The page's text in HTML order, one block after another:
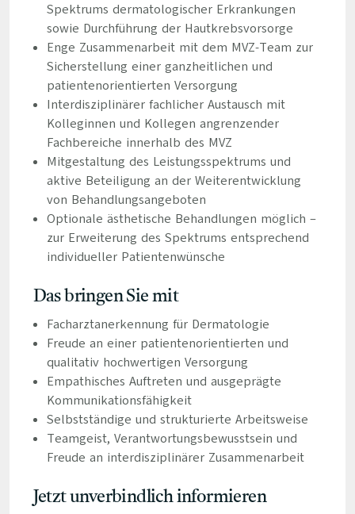
Spektrums dermatologischer Erkrankungen
sowie Durchführung der Hautkrebsvorsorge
Enge Zusammenarbeit mit dem MVZ-Team zur
Sicherstellung einer ganzheitlichen und
patientenorientierten Versorgung
Interdisziplinärer fachlicher Austausch mit
Kolleginnen und Kollegen angrenzender
Fachbereiche innerhalb des MVZ
Mitgestaltung des Leistungsspektrums und
aktive Beteiligung an der Weiterentwicklung
von Behandlungsangeboten
Optionale ästhetische Behandlungen möglich –
zur Erweiterung des Spektrums entsprechend
individueller Patientenwünsche
Das bringen Sie mit
Facharztanerkennung für Dermatologie
Freude an einer patientenorientierten und
qualitativ hochwertigen Versorgung
Empathisches Auftreten und ausgeprägte
Kommunikationsfähigkeit
Selbstständige und strukturierte Arbeitsweise
Teamgeist, Verantwortungsbewusstsein und
Freude an interdisziplinärer Zusammenarbeit
Jetzt unverbindlich informieren